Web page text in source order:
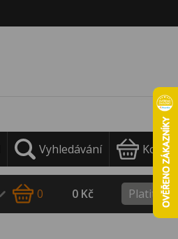
Vyhledávání Košík
0 0 Kč Platit